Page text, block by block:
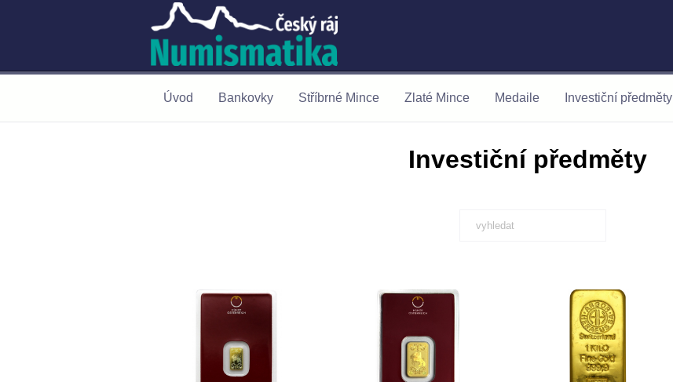
Úvod Bankovky Stříbrné Mince Zlaté Mince Medaile Investiční předměty
Investiční předměty